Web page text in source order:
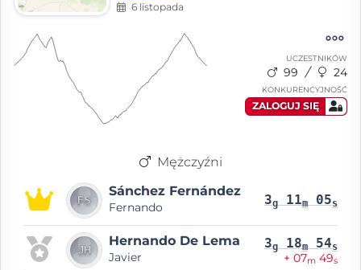
6 listopada
UCZESTNIKÓW
99 24
KONKURENCYJNOŚĆ
ZALOGUJ SIĘ
Mężczyźni
Sánchez Fernández
Fernando 3g 11m 05s
Hernando De Lema
Javier
3g 18m 54s
+ 07m 49s